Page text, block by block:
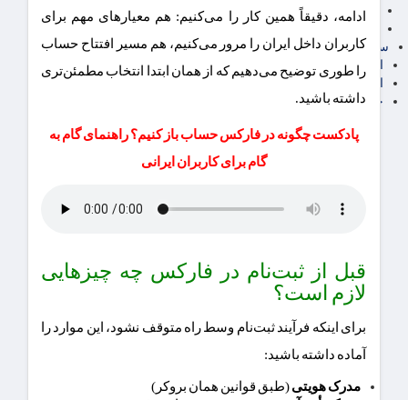
آگهی رسمی و مزایده
آکادمی آموزش اقتصادی
سایر رسانه ها
اقتصاد فارسی
اقتصاد آفرین
خرید انواع دیزل ژنراتور
ادامه، دقیقاً همین کار را می‌کنیم: هم معیارهای مهم برای
کاربران داخل ایران را مرور می‌کنیم، هم مسیر افتتاح حساب
را طوری توضیح می‌دهیم که از همان ابتدا انتخاب مطمئن‌تری
داشته باشید.
پادکست چگونه در فارکس حساب باز کنیم؟ راهنمای گام ‌به
‌گام برای کاربران ایرانی
قبل از ثبت‌نام در فارکس چه چیزهایی
لازم است؟
برای اینکه فرآیند ثبت‌نام وسط راه متوقف نشود، این موارد را
آماده داشته باشید:
مدرک هویتی(طبق قوانین همان بروکر)